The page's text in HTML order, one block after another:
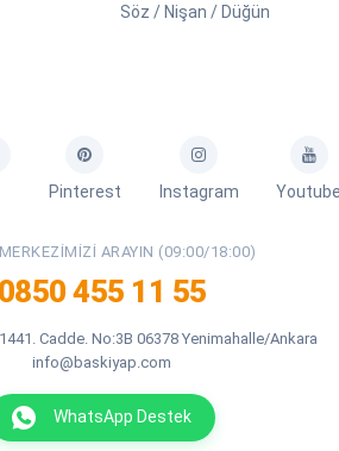
Söz / Nişan / Düğün
Pinterest Instagram
ARAYIN (09:00/18:00)
0850 455 11 55
Cadde. No:3B 06378 Yenimahalle/Ankara
info@baskiyap.com
WhatsApp Destek